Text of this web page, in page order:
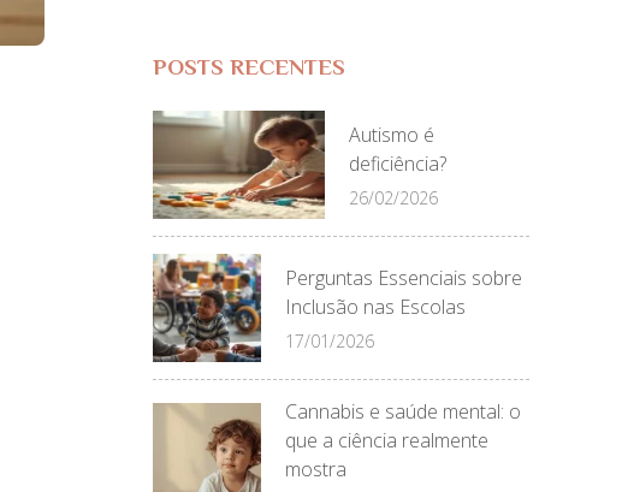
POSTS RECENTES
Autismo é
deficiência?
26/02/2026
Perguntas Essenciais sobre
Inclusão nas Escolas
17/01/2026
Cannabis e saúde mental: o
que a ciência realmente
mostra